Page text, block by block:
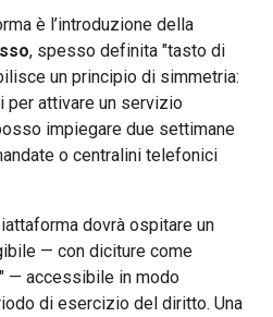
è l’introduzione della
, spesso definita "tasto di
un principio di simmetria:
per attivare un servizio
impiegare due settimane
o centralini telefonici
dovrà ospitare un
— con diciture come
— accessibile in modo
di esercizio del diritto. Una